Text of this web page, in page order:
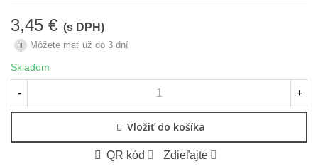
3,45 € (s DPH)
i Môžete mať už do 3 dní
Skladom
- +
Vložiť do košíka
QR kód Zdieľajte